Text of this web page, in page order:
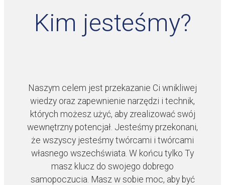
Kim jesteśmy?
Naszym celem jest przekazanie Ci wnikliwej
wiedzy oraz zapewnienie narzędzi i technik,
których możesz użyć, aby zrealizować swój
wewnętrzny potencjał. Jesteśmy przekonani,
że wszyscy jesteśmy twórcami i twórcami
własnego wszechświata. W końcu tylko Ty
masz klucz do swojego dobrego
samopoczucia. Masz w sobie moc, aby być